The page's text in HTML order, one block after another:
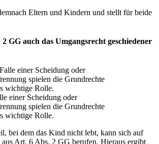
Eltern und Kindern und stellt für beide
GG auch das Umgangsrecht geschiedener
einer Scheidung oder
spielen die Grundrechte
wichtige Rolle.
bei dem das Kind nicht lebt, kann sich auf
aus Art. 6 Abs. 2 GG berufen. Hieraus ergibt